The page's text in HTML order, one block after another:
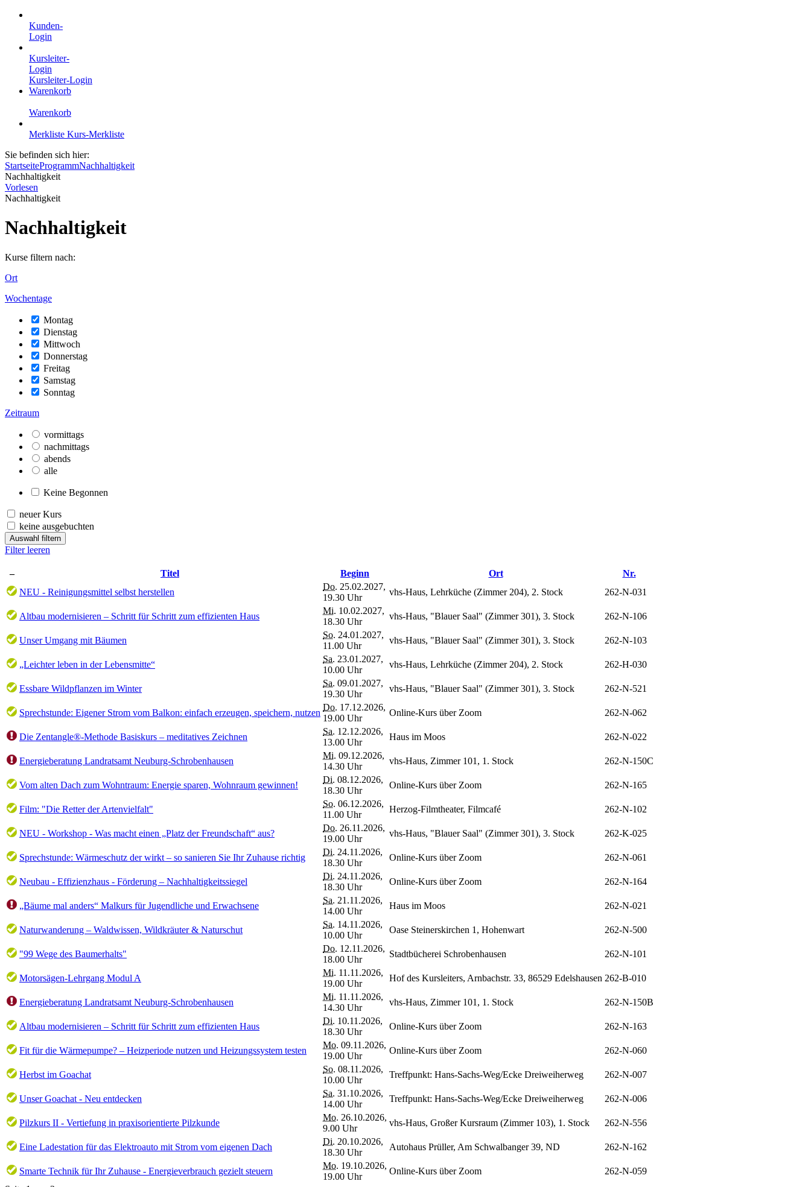
Kunden-
Login
Kursleiter-
Login
Kursleiter-Login
Warenkorb
Warenkorb
Merkliste Kurs-Merkliste
Sie befinden sich hier:
StartseiteProgrammNachhaltigkeit
Nachhaltigkeit
Vorlesen
Nachhaltigkeit
Nachhaltigkeit
Kurse filtern nach:
Ort
Wochentage
Montag
Dienstag
Mittwoch
Donnerstag
Freitag
Samstag
Sonntag
Zeitraum
vormittags
nachmittags
abends
alle
Keine Begonnen
neuer Kurs
keine ausgebuchten
Auswahl filtern
Filter leeren
– Titel Beginn Ort
Nr.
NEU - Reinigungsmittel selbst herstellen
Do. 25.02.2027,
19.30 Uhr
vhs-Haus, Lehrküche (Zimmer 204), 2. Stock 262-N-031
Altbau modernisieren – Schritt für Schritt zum effizienten Haus
Mi. 10.02.2027,
18.30 Uhr
vhs-Haus, "Blauer Saal" (Zimmer 301), 3. Stock 262-N-106
Unser Umgang mit Bäumen
So. 24.01.2027,
11.00 Uhr
vhs-Haus, "Blauer Saal" (Zimmer 301), 3. Stock 262-N-103
„Leichter leben in der Lebensmitte“
Sa. 23.01.2027,
10.00 Uhr
vhs-Haus, Lehrküche (Zimmer 204), 2. Stock 262-H-030
Essbare Wildpflanzen im Winter
Sa. 09.01.2027,
19.30 Uhr
vhs-Haus, "Blauer Saal" (Zimmer 301), 3. Stock 262-N-521
Sprechstunde: Eigener Strom vom Balkon: einfach erzeugen, speichern, nutzen
Do. 17.12.2026,
19.00 Uhr
Online-Kurs über Zoom 262-N-062
Die Zentangle®-Methode Basiskurs – meditatives Zeichnen
Sa. 12.12.2026,
13.00 Uhr
Haus im Moos 262-N-022
Energieberatung Landratsamt Neuburg-Schrobenhausen
Mi. 09.12.2026,
14.30 Uhr
vhs-Haus, Zimmer 101, 1. Stock 262-N-150C
Vom alten Dach zum Wohntraum: Energie sparen, Wohnraum gewinnen!
Di. 08.12.2026,
18.30 Uhr
Online-Kurs über Zoom 262-N-165
Film: "Die Retter der Artenvielfalt"
So. 06.12.2026,
11.00 Uhr
Herzog-Filmtheater, Filmcafé 262-N-102
NEU - Workshop - Was macht einen „Platz der Freundschaft“ aus?
Do. 26.11.2026,
19.00 Uhr
vhs-Haus, "Blauer Saal" (Zimmer 301), 3. Stock 262-K-025
Sprechstunde: Wärmeschutz der wirkt – so sanieren Sie Ihr Zuhause richtig
Di. 24.11.2026,
18.30 Uhr
Online-Kurs über Zoom 262-N-061
Neubau - Effizienzhaus - Förderung – Nachhaltigkeitssiegel
Di. 24.11.2026,
18.30 Uhr
Online-Kurs über Zoom 262-N-164
„Bäume mal anders“ Malkurs für Jugendliche und Erwachsene
Sa. 21.11.2026,
14.00 Uhr
Haus im Moos 262-N-021
Naturwanderung – Waldwissen, Wildkräuter & Naturschut
Sa. 14.11.2026,
10.00 Uhr
Oase Steinerskirchen 1, Hohenwart 262-N-500
"99 Wege des Baumerhalts"
Do. 12.11.2026,
18.00 Uhr
Stadtbücherei Schrobenhausen 262-N-101
Motorsägen-Lehrgang Modul A
Mi. 11.11.2026,
19.00 Uhr
Hof des Kursleiters, Arnbachstr. 33, 86529 Edelshausen 262-B-010
Energieberatung Landratsamt Neuburg-Schrobenhausen
Mi. 11.11.2026,
14.30 Uhr
vhs-Haus, Zimmer 101, 1. Stock 262-N-150B
Altbau modernisieren – Schritt für Schritt zum effizienten Haus
Di. 10.11.2026,
18.30 Uhr
Online-Kurs über Zoom 262-N-163
Fit für die Wärmepumpe? – Heizperiode nutzen und Heizungssystem testen
Mo. 09.11.2026,
19.00 Uhr
Online-Kurs über Zoom 262-N-060
Herbst im Goachat
So. 08.11.2026,
10.00 Uhr
Treffpunkt: Hans-Sachs-Weg/Ecke Dreiweiherweg 262-N-007
Unser Goachat - Neu entdecken
Sa. 31.10.2026,
14.00 Uhr
Treffpunkt: Hans-Sachs-Weg/Ecke Dreiweiherweg 262-N-006
Pilzkurs II - Vertiefung in praxisorientierte Pilzkunde
Mo. 26.10.2026,
9.00 Uhr
vhs-Haus, Großer Kursraum (Zimmer 103), 1. Stock 262-N-556
Eine Ladestation für das Elektroauto mit Strom vom eigenen Dach
Di. 20.10.2026,
18.30 Uhr
Autohaus Prüller, Am Schwalbanger 39, ND 262-N-162
Smarte Technik für Ihr Zuhause - Energieverbrauch gezielt steuern
Mo. 19.10.2026,
19.00 Uhr
Online-Kurs über Zoom
262-N-059